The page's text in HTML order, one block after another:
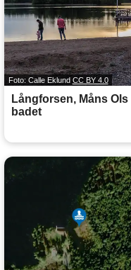
Foto: Calle Eklund CC BY 4.0
Långforsen, Måns Ols
badet